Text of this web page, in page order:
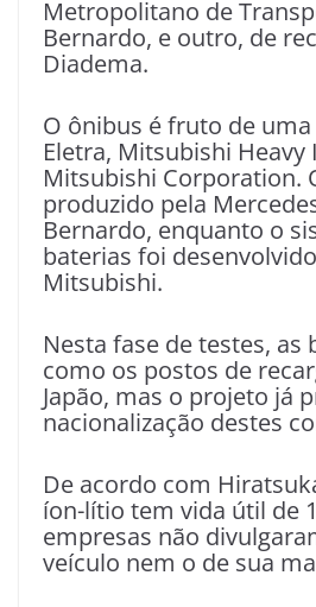
Metropolitano de
Bernardo, e outro, de
Diadema.
O ônibus é fruto de
Eletra, Mitsubishi
Mitsubishi Corporation.
produzido pela
Bernardo, enquanto o
baterias foi
Mitsubishi.
Nesta fase de testes, as
como os postos de
Japão, mas o projeto já
nacionalização destes
De acordo com
íon-lítio tem vida útil de
empresas não
veículo nem o de sua